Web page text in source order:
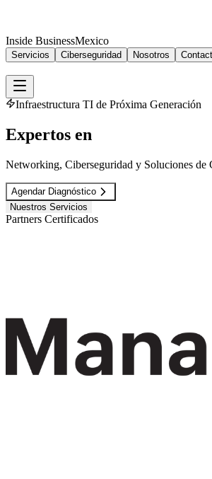
Inside BusinessMexico
Servicios Ciberseguridad Nosotros
Infraestructura TI de Próxima Generación
Expertos en
Networking, Ciberseguridad y Soluciones de
Agendar Diagnóstico
Nuestros Servicios
Partners Certificados